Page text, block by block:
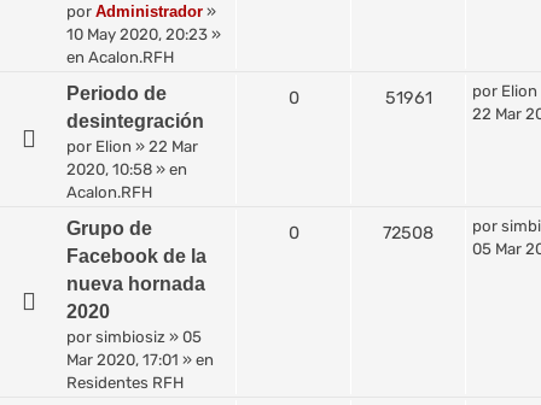
por Administrador »
10 May 2020, 20:23 »
en Acalon.RFH
Periodo de
desintegración
por Elion » 22 Mar
2020, 10:58 » en
Acalon.RFH
0 51961 por Elion
22 Mar
Grupo de
Facebook de la
nueva hornada
2020
por simbiosiz » 05
Mar 2020, 17:01 » en
Residentes RFH
0 72508 por
05 Mar